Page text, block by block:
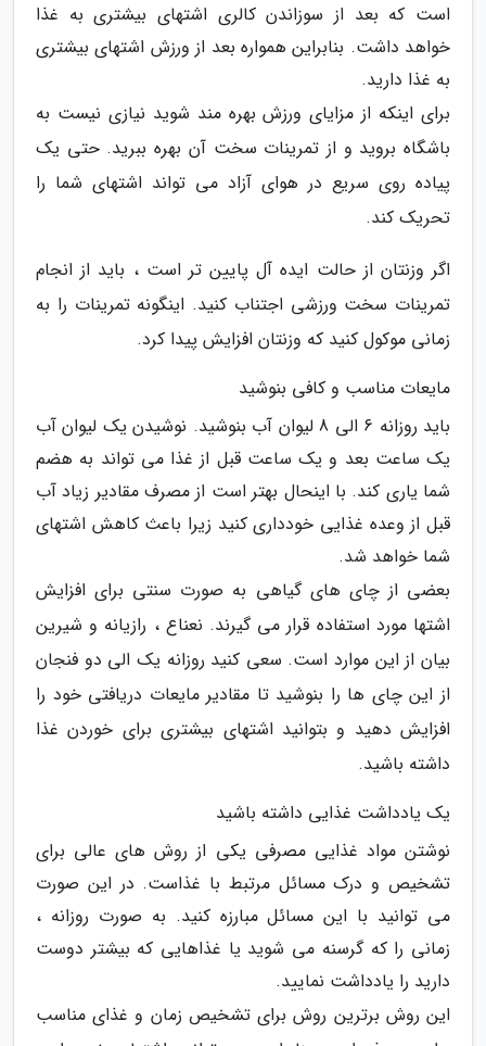
است که بعد از سوزاندن کالری اشتهای بیشتری به غذا
خواهد داشت. بنابراین همواره بعد از ورزش اشتهای بیشتری
به غذا دارید.
برای اینکه از مزایای ورزش بهره مند شوید نیازی نیست به
باشگاه بروید و از تمرینات سخت آن بهره ببرید. حتی یک
پیاده روی سریع در هوای آزاد می تواند اشتهای شما را
تحریک کند.
اگر وزنتان از حالت ایده آل پایین تر است ، باید از انجام
تمرینات سخت ورزشی اجتناب کنید. اینگونه تمرینات را به
زمانی موکول کنید که وزنتان افزایش پیدا کرد.
مایعات مناسب و کافی بنوشید
باید روزانه 6 الی 8 لیوان آب بنوشید. نوشیدن یک لیوان آب
یک ساعت بعد و یک ساعت قبل از غذا می تواند به هضم
شما یاری کند. با اینحال بهتر است از مصرف مقادیر زیاد آب
قبل از وعده غذایی خودداری کنید زیرا باعث کاهش اشتهای
شما خواهد شد.
بعضی از چای های گیاهی به صورت سنتی برای افزایش
اشتها مورد استفاده قرار می گیرند. نعناع ، رازیانه و شیرین
بیان از این موارد است. سعی کنید روزانه یک الی دو فنجان
از این چای ها را بنوشید تا مقادیر مایعات دریافتی خود را
افزایش دهید و بتوانید اشتهای بیشتری برای خوردن غذا
داشته باشید.
یک یادداشت غذایی داشته باشید
نوشتن مواد غذایی مصرفی یکی از روش های عالی برای
تشخیص و درک مسائل مرتبط با غذاست. در این صورت
می توانید با این مسائل مبارزه کنید. به صورت روزانه ،
زمانی را که گرسنه می شوید یا غذاهایی که بیشتر دوست
دارید را یادداشت نمایید.
این روش برترین روش برای تشخیص زمان و غذای مناسب